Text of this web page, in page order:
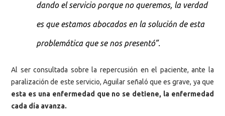
dando el servicio porque no queremos, la verdad
es que estamos abocados en la solución de esta
problemática que se nos presentó”.
Al ser consultada sobre la repercusión en el paciente, ante la
paralización de este servicio, Aguilar señaló que es grave, ya que
esta es una enfermedad que no se detiene, la enfermedad
cada día avanza.